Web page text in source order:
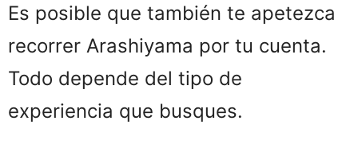
Es posible que también te apetezca
recorrer Arashiyama por tu cuenta.
Todo depende del tipo de
experiencia que busques.